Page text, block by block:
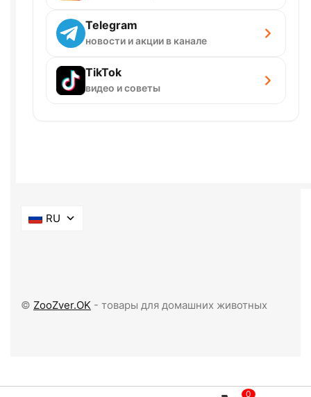
Telegram
новости и акции в канале
TikTok
видео и советы
RU
© ZooZver.OK - товары для домашних животных
0